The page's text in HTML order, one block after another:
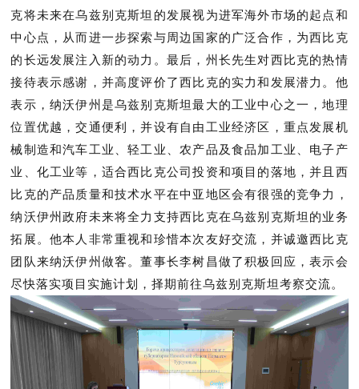
克将未来在乌兹别克斯坦的发展视为进军海外市场的起点和
中心点，从而进一步探索与周边国家的广泛合作，为西比克
的长远发展注入新的动力。最后，州长先生对西比克的热情
接待表示感谢，并高度评价了西比克的实力和发展潜力。他
表示，纳沃伊州是乌兹别克斯坦最大的工业中心之一，地理
位置优越，交通便利，并设有自由工业经济区，重点发展机
械制造和汽车工业、轻工业、农产品及食品加工业、电子产
业、化工业等，适合西比克公司投资和项目的落地，并且西
比克的产品质量和技术水平在中亚地区会有很强的竞争力，
纳沃伊州政府未来将全力支持西比克在乌兹别克斯坦的业务
拓展。他本人非常重视和珍惜本次友好交流，并诚邀西比克
团队来纳沃伊州做客。董事长李树昌做了积极回应，表示会
尽快落实项目实施计划，择期前往乌兹别克斯坦考察交流。